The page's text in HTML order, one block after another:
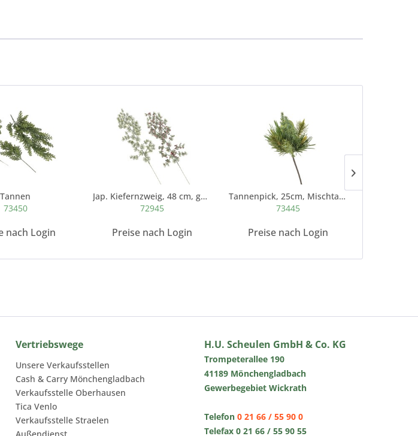
Tannen
73450
nach Login
Jap. Kiefernzweig, 48 cm, gefrostet
72945
Preise nach Login
Tannenpick, 25cm, Mischtanne grün
73445
Preise nach Login
Vertriebswege
Unsere Verkaufsstellen
Cash & Carry Mönchengladbach
Verkaufsstelle Oberhausen
Tica Venlo
Verkaufsstelle Straelen
H.U. Scheulen GmbH & Co. KG
Trompeterallee 190
41189 Mönchengladbach
Gewerbegebiet Wickrath
Telefon 0 21 66 / 55 90 0
Telefax 0 21 66 / 55 90 55